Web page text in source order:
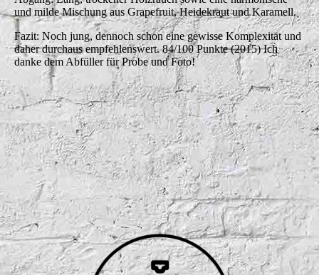
und milde Mischung aus Grapefruit, Heidekraut und Karamell.
Fazit: Noch jung, dennoch schon eine gewisse Komplexität und
daher durchaus empfehlenswert. 84/100 Punkte (2015) Ich
danke dem Abfüller für Probe und Foto!